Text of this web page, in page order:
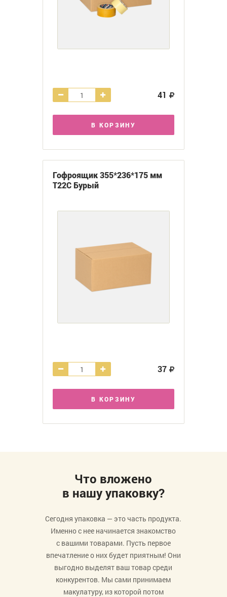
41
В КОРЗИНУ
Гофроящик 355*236*175 мм
Т22С Бурый
37
В КОРЗИНУ
Что вложено
в нашу упаковку?
Сегодня упаковка — это часть продукта.
Именно с нее начинается знакомство
с вашими товарами. Пусть первое
впечатление о них будет приятным! Они
выгодно выделят ваш товар среди
конкурентов. Мы сами принимаем
макулатуру, из которой потом